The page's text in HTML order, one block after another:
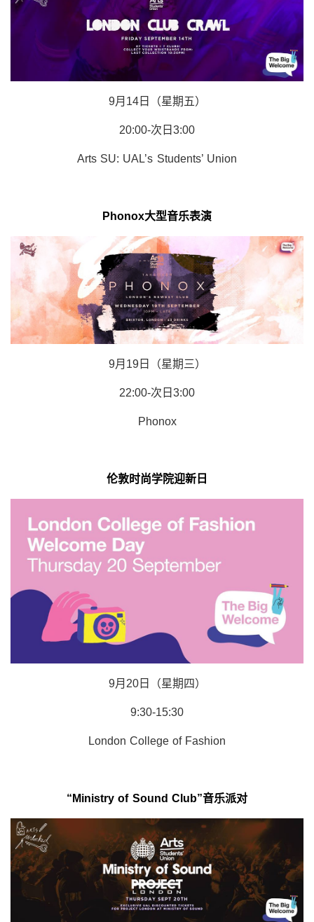
9月14日（星期五）
20:00-次日3:00
Arts SU: UAL’s Students’ Union
Phonox大型音乐表演
9月19日（星期三）
22:00-次日3:00
Phonox
伦敦时尚学院迎新日
9月20日（星期四）
9:30-15:30
London College of Fashion
“Ministry of Sound Club”音乐派对